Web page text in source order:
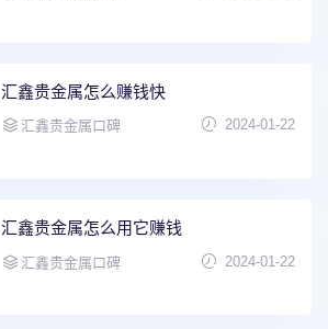
汇鑫贵金属怎么赚钱快
汇鑫贵金属口碑 2024-01-22
汇鑫贵金属怎么用它赚钱
汇鑫贵金属口碑 2024-01-22